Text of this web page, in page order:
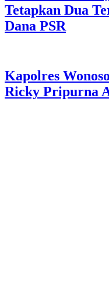
Tetapkan Dua
Dana PSR
Kapolres
Ricky Pripurna